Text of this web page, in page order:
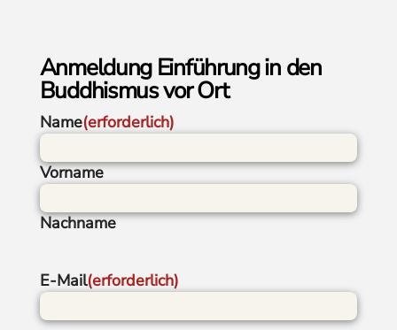
Anmeldung Einführung in den
Buddhismus vor Ort
Name(erforderlich)
Vorname
Nachname
E-Mail(erforderlich)